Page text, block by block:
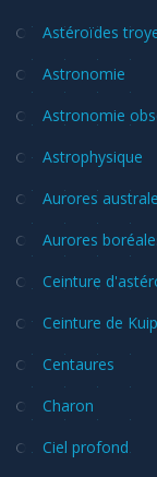
Astéroïdes
Astronomie
Astronomie
Astrophysique
Aurores
Aurores
Ceinture
Ceinture de
Centaures
Charon
Ciel profond